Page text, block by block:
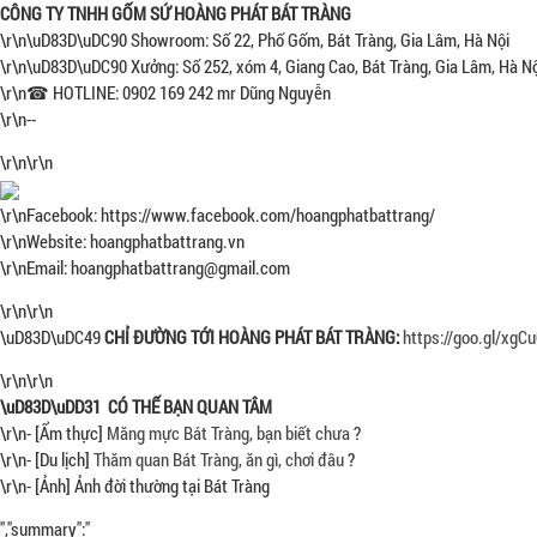
CÔNG TY TNHH GỐM SỨ HOÀNG PHÁT BÁT TRÀNG
\r\n\uD83D\uDC90 Showroom: Số 22, Phố Gốm, Bát Tràng, Gia Lâm, Hà Nội
\r\n\uD83D\uDC90 Xưởng: Số 252, xóm 4, Giang Cao, Bát Tràng, Gia Lâm, Hà
\r\n☎ HOTLINE: 0902 169 242 mr Dũng Nguyễn
\r\n--
\r\n\r\n
\r\nFacebook: https://www.facebook.com/hoangphatbattrang/
\r\nWebsite: hoangphatbattrang.vn
\r\nEmail: hoangphatbattrang@gmail.com
\r\n\r\n
\uD83D\uDC49CHỈ ĐƯỜNG TỚI HOÀNG PHÁT BÁT TRÀNG:https://goo.gl/
\r\n\r\n
\uD83D\uDD31 CÓ THẾ BẠN QUAN TÂM
\r\n- [Ẩm thực] Măng mực Bát Tràng, bạn biết chưa?
\r\n- [Du lịch] Thăm quan Bát Tràng, ăn gì, chơi đâu?
\r\n- [Ảnh] Ảnh đời thường tại Bát Tràng
","summary":"